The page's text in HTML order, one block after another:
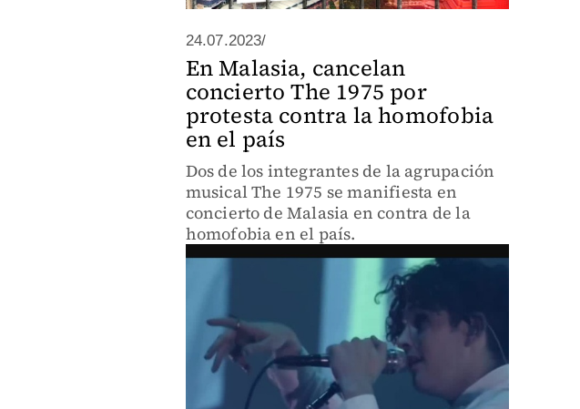
24.07.2023/
En Malasia, cancelan
concierto The 1975 por
protesta contra la homofobia
en el país
Dos de los integrantes de la agrupación
musical The 1975 se manifiesta en
concierto de Malasia en contra de la
homofobia en el país.